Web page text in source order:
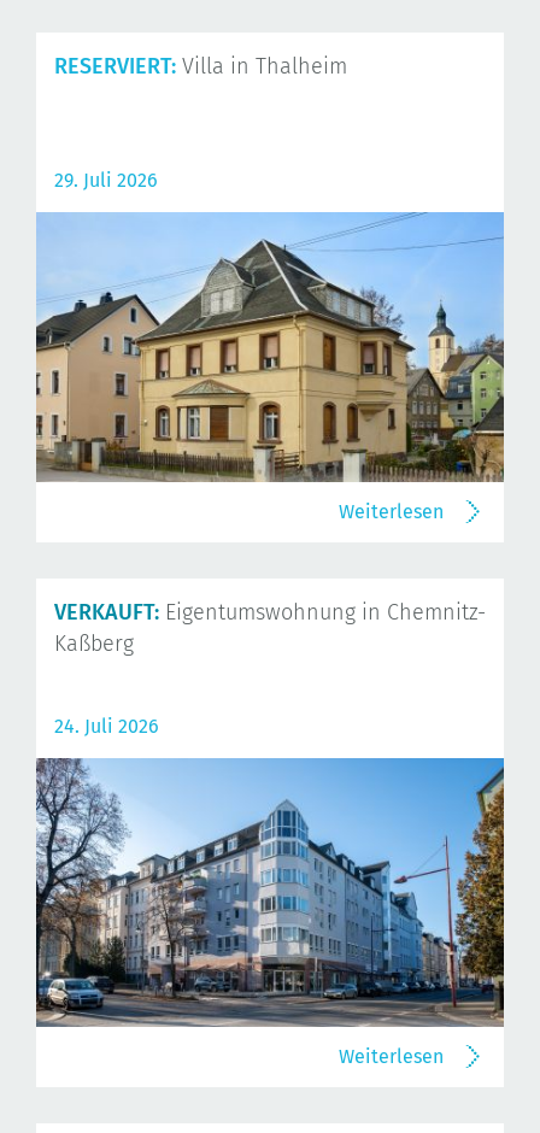
RESERVIERT: Villa in Thalheim
29. Juli 2026
Weiterlesen
VERKAUFT: Eigentumswohnung in Chemnitz-
Kaßberg
24. Juli 2026
Weiterlesen